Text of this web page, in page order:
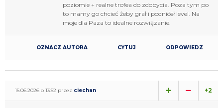
poziomie + realne trofea do zdobycia. Poza tym po
to mamy go chcieć żeby grał i podniósł level. Na
moje dla Paza to idealne rozwiązanie.
OZNACZ AUTORA CYTUJ ODPOWIEDZ
15.06.2026 o 13:52 przez ciechan +2